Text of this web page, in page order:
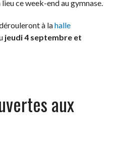
ce week-end au gymnase.
à lahalle
jeudi 4 septembre et
aux